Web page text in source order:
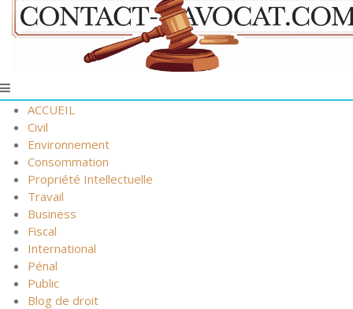
ACCUEIL
Civil
Environnement
Consommation
Propriété Intellectuelle
Travail
Business
Fiscal
International
Pénal
Public
Blog de droit